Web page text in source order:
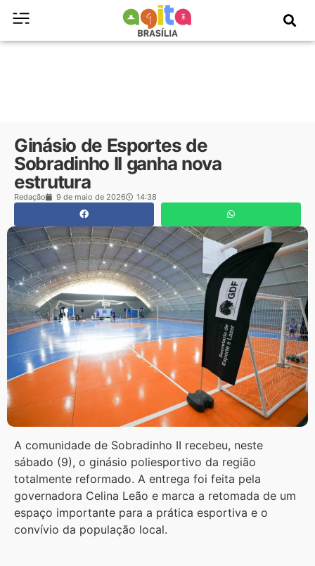
Ginásio de Esportes de
Sobradinho II ganha nova
estrutura
Redação 9 de maio de 2026 14:38
A comunidade de Sobradinho II recebeu, neste
sábado (9), o ginásio poliesportivo da região
totalmente reformado. A entrega foi feita pela
governadora Celina Leão e marca a retomada de um
espaço importante para a prática esportiva e o
convívio da população local.